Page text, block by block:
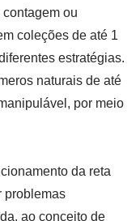
ou
coleções de até 1
estratégias.
naturais de até
por meio
da reta
problemas
ao conceito de